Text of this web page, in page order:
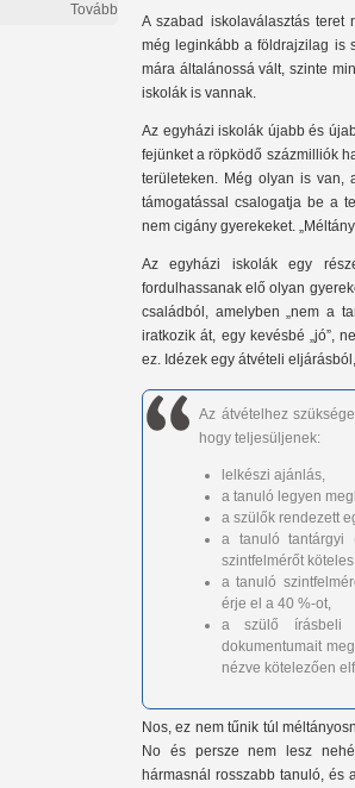
A szabad iskolaválasztás teret
még leginkább a földrajzilag is
mára általánossá vált, szinte
iskolák is vannak.
Az egyházi iskolák újabb és
fejünket a röpködő százmilliók
területeken. Még olyan is van,
támogatással csalogatja be a
nem cigány gyerekeket.
Az egyházi iskolák egy
fordulhassanak elő olyan
családból, amelyben „nem a
iratkozik át, egy kevésbé „jó”,
ez. Idézek egy átvételi
Az átvételhez
hogy teljesüljenek:
lelkészi ajánlás,
a tanuló legyen
a szülők rendezett
a tanuló tantárgyi
szintfelmérőt
a tanuló
érje el a 40 %-ot,
a szülő írásbeli
dokumentumait
nézve kötelezően
Nos, ez nem tűnik túl
No és persze nem lesz
hármasnál rosszabb tanuló, és
Tovább